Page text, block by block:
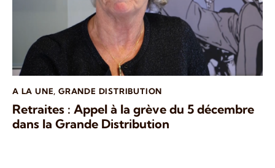
A LA UNE,GRANDE DISTRIBUTION
Retraites : Appel à la grève du 5 décembre
dans la Grande Distribution